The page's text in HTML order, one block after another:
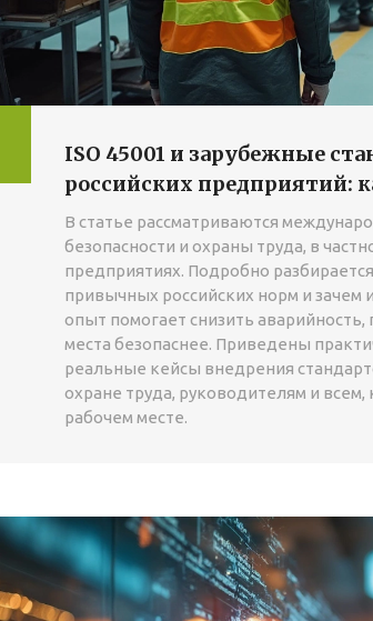
ISO 45001 и зарубежные
российских предприятий:
В статье рассматриваются
безопасности и охраны труда, в
предприятиях. Подробно
привычных российских норм и зачем
опыт помогает снизить
места безопаснее. Приведены
реальные кейсы внедрения
охране труда, руководителям и
рабочем месте.